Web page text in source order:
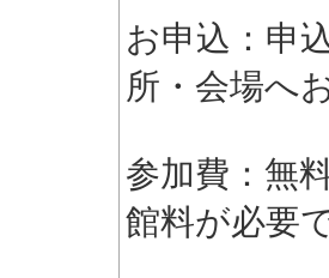
お申込：申
所・会場へ
参加費：無
館料が必要